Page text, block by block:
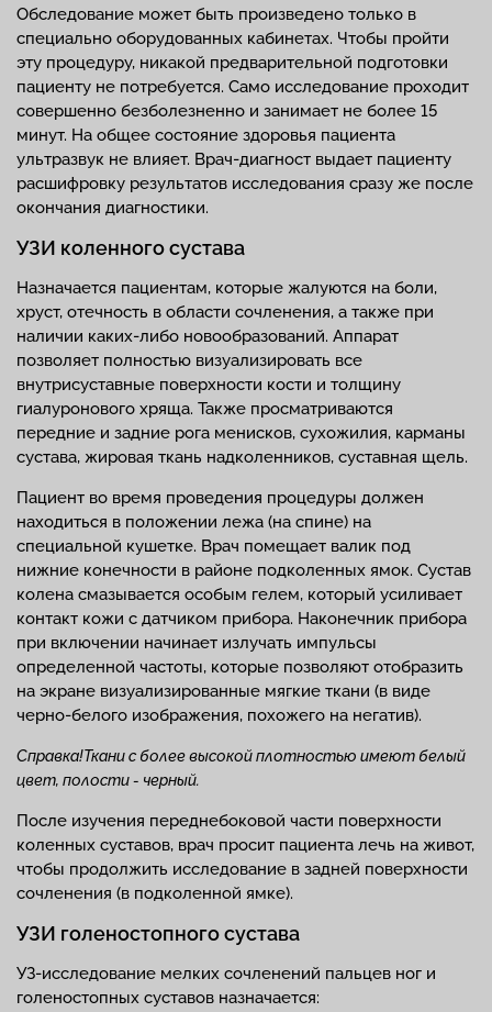
Обследование может быть произведено только в
специально оборудованных кабинетах. Чтобы пройти
эту процедуру, никакой предварительной подготовки
пациенту не потребуется. Само исследование проходит
совершенно безболезненно и занимает не более 15
минут. На общее состояние здоровья пациента
ультразвук не влияет. Врач-диагност выдает пациенту
расшифровку результатов исследования сразу же после
окончания диагностики.
УЗИ коленного сустава
Назначается пациентам, которые жалуются на боли,
хруст, отечность в области сочленения, а также при
наличии каких-либо новообразований. Аппарат
позволяет полностью визуализировать все
внутрисуставные поверхности кости и толщину
гиалуронового хряща. Также просматриваются
передние и задние рога менисков, сухожилия, карманы
сустава, жировая ткань надколенников, суставная щель.
Пациент во время проведения процедуры должен
находиться в положении лежа (на спине) на
специальной кушетке. Врач помещает валик под
нижние конечности в районе подколенных ямок. Сустав
колена смазывается особым гелем, который усиливает
контакт кожи с датчиком прибора. Наконечник прибора
при включении начинает излучать импульсы
определенной частоты, которые позволяют отобразить
на экране визуализированные мягкие ткани (в виде
черно-белого изображения, похожего на негатив).
Справка!Ткани с более высокой плотностью имеют белый
цвет, полости - черный.
После изучения переднебоковой части поверхности
коленных суставов, врач просит пациента лечь на живот,
чтобы продолжить исследование в задней поверхности
сочленения (в подколенной ямке).
УЗИ голеностопного сустава
УЗ-исследование мелких сочленений пальцев ног и
голеностопных суставов назначается: